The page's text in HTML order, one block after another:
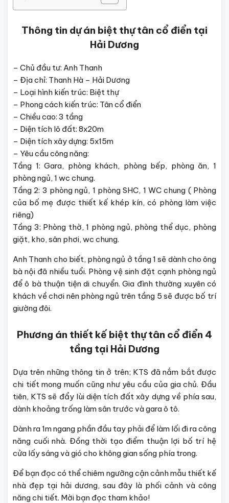
Thông tin dự án biệt thự tân cổ điển tại
Hải Dương
– Chủ đầu tư: Anh Thanh
– Địa chỉ: Thanh Hà – Hải Dương
– Loại hình kiến trúc: Biệt thự
– Phong cách kiến trúc: Tân cổ điển
– Chiều cao: 3 tầng
– Diện tích lô đất: 8x20m
– Diện tích xây dựng: 5x15m
– Yêu cầu công năng:
Tầng 1: Gara, phòng khách, phòng bếp, phòng ăn, 1
phòng ngủ, 1 wc chung.
Tầng 2: 3 phòng ngủ, 1 phòng SHC, 1 WC chung ( Phòng
của bố mẹ được thiết kế khép kín, có phòng làm việc
riêng)
Tầng 3: Phòng thờ, 1 phòng ngủ, phòng thể dục, phòng
giặt, kho, sân phơi, wc chung.
Anh Thanh cho biết, phòng ngủ ở tầng 1 sẽ dành cho ông
bà nội đã nhiều tuổi. Phòng vệ sinh đặt cạnh phòng ngủ
để ô bà thuận tiện di chuyển. Gia đình thường xuyên có
khách về chơi nên phòng ngủ trên tầng 5 sẽ được bố trí
giường đôi.
Phương án thiết kế biệt thự tân cổ điển 4
tầng tại Hải Dương
Dựa trên những thông tin ở trên; KTS đã nắm bắt được
chi tiết mong muốn cũng như yêu cầu của gia chủ. Đầu
tiên, KTS sẽ đẩy lùi diện tích đất xây dựng về phía sau,
dành khoảng trống làm sân trước và gara ô tô.
Dành ra 1m ngang phần đầu tay phải để làm lối đi ra công
năng cuối nhà. Đồng thời tạo điểm thuận lợi bố trí hệ
cửa lấy sáng và gió cho không gian sống phía trong.
Để bạn đọc có thể chiêm ngưỡng cận cảnh mẫu thiết kế
nhà đẹp tại hải dương, sau đây là phối cảnh và công
năng chi tiết. Mời bạn đọc tham khảo!